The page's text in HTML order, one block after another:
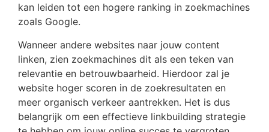
kan leiden tot een hogere ranking in zoekmachines
zoals Google.
Wanneer andere websites naar jouw content
linken, zien zoekmachines dit als een teken van
relevantie en betrouwbaarheid. Hierdoor zal je
website hoger scoren in de zoekresultaten en
meer organisch verkeer aantrekken. Het is dus
belangrijk om een effectieve linkbuilding strategie